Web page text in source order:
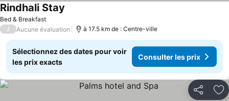
Bed & Breakfast
Rindhali Stay
/ Aucune évaluation à 17.5 km de : Centre-ville
Sélectionnez des dates pour voir
les prix exacts
Consulter les prix
Partager